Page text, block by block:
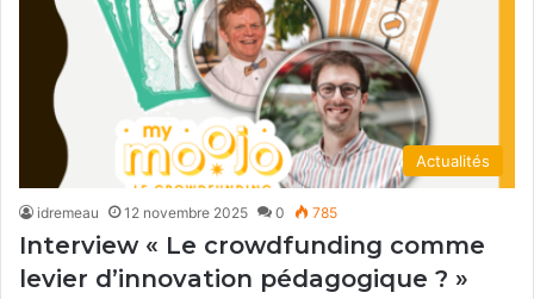
Actualités
idremeau 12 novembre 2025 0 785
Interview « Le crowdfunding comme
levier d’innovation pédagogique ? »